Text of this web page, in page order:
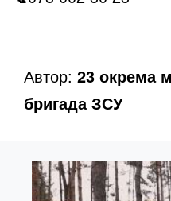
Автор: 23 окрема
бригада ЗСУ